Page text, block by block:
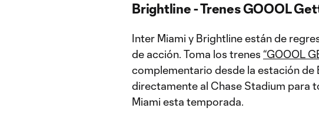
Brightline - Trenes GOOOL
Inter Miami y Brightline están de
de acción. Toma los trenes “GOOOL
complementario desde la estación de
directamente al Chase Stadium para
Miami esta temporada.